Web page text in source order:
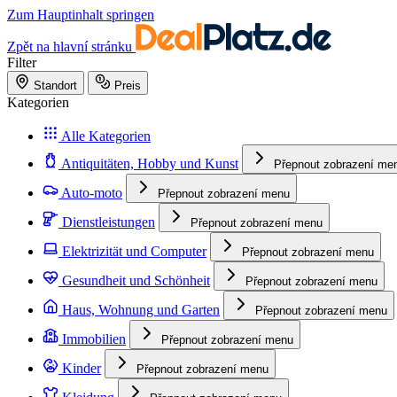
Zum Hauptinhalt springen
Zpět na hlavní stránku
Filter
Standort Preis
Kategorien
Alle Kategorien
Antiquitäten, Hobby und Kunst
Přepnout zobrazení
Auto-moto Přepnout zobrazení menu
Dienstleistungen Přepnout zobrazení menu
Elektrizität und Computer Přepnout zobrazení menu
Gesundheit und Schönheit Přepnout zobrazení menu
Haus, Wohnung und Garten Přepnout zobrazení menu
Immobilien Přepnout zobrazení menu
Kinder Přepnout zobrazení menu